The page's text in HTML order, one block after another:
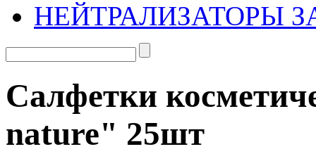
НЕЙТРАЛИЗАТОРЫ
Салфетки
nature" 25шт